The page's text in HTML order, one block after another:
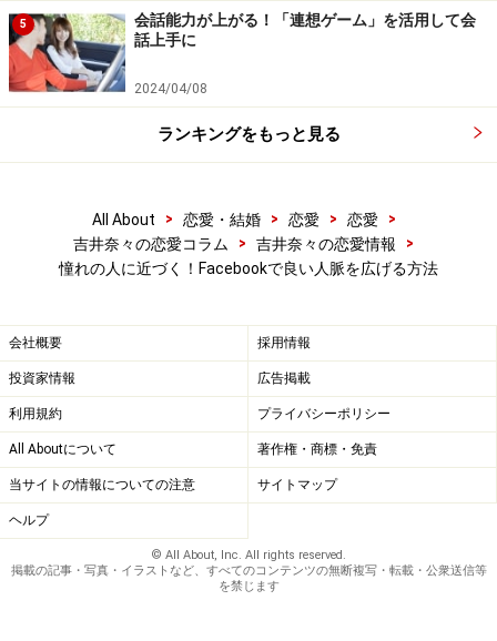
というテンプレートコメント・定型文を誰にでも同じよ
うに残している人。いや、悪い言葉は一つも入っていま
せん。ただ、もったいないんです！
でも、こういう定型文をコピペで貼り付けることに労力
素敵ですね。今日も素晴らしい1日をお過ごし下さい」
・相手の名前を入れる
・相手の記事の中の言葉やキーワード、またはアップさ
れている写真の中から見えるキーワードを入れる
――この２つのポイントをプラスするだけで、相手に矢印
を向けている＝相手に意識を向けているコメントになり
ます。
逆に言えば、矢印が相手に向いていない、全く相手との
コミュニケーションになっていないのが、完全なNGコメ
5
会話能力が上がる！「連想ゲーム」を活用して会
話上手に
2024/04/08
ランキングをもっと見る
All About > 恋愛・結婚 > 恋愛 > 恋愛
>
吉井奈々の恋愛コラム
> 吉井奈々の恋愛情報
>
憧れの人に近づく！Facebookで良い人脈を広げる方法
会社概要 採用情報
投資家情報 広告掲載
利用規約 プライバシーポリシー
All Aboutについて 著作権・商標・免責
当サイトの情報についての注意 サイトマップ
ヘルプ
© All About, Inc. All rights reserved.
掲載の記事・写真・イラストなど、すべてのコンテンツの無断複写・転載・公衆送信等
を禁じます